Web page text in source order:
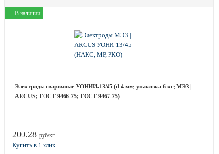
В наличии
Электроды сварочные УОНИИ-13/45 (d 4 мм; упаковка 6 кг; МЭЗ |
ARCUS; ГОСТ 9466-75; ГОСТ 9467-75)
200.28 руб/кг